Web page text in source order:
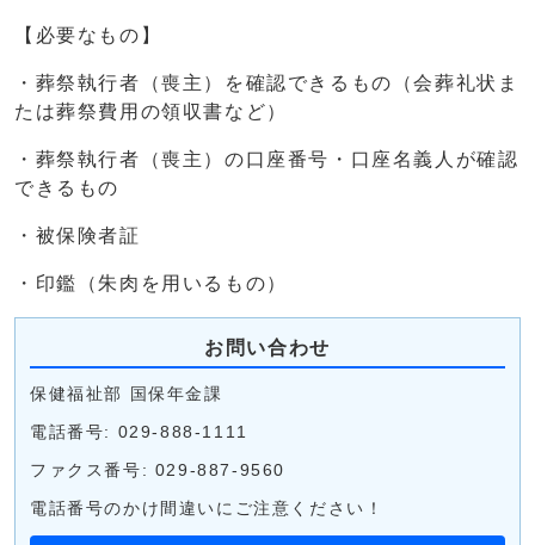
【必要なもの】
・葬祭執行者（喪主）を確認できるもの（会葬礼状ま
たは葬祭費用の領収書など）
・葬祭執行者（喪主）の口座番号・口座名義人が確認
できるもの
・被保険者証
・印鑑（朱肉を用いるもの）
お問い合わせ
保健福祉部 国保年金課
電話番号: 029-888-1111
ファクス番号: 029-887-9560
電話番号のかけ間違いにご注意ください！